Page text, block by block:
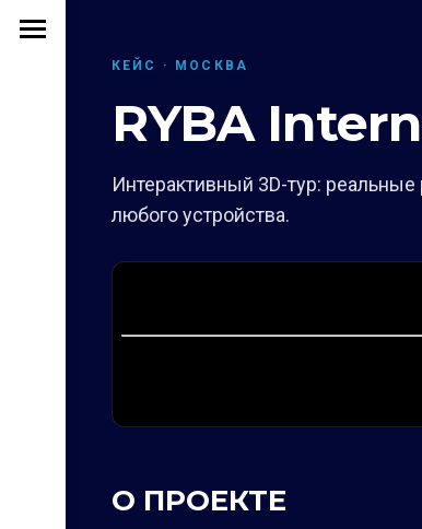
КЕЙС · МОСКВА
RYBA
Интерактивный 3D-тур:
любого устройства.
О ПРОЕКТЕ